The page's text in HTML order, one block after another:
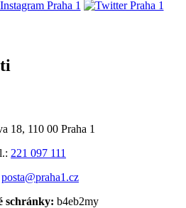
18, 110 00 Praha 1
221 097 111
posta@praha1.cz
schránky: b4eb2my